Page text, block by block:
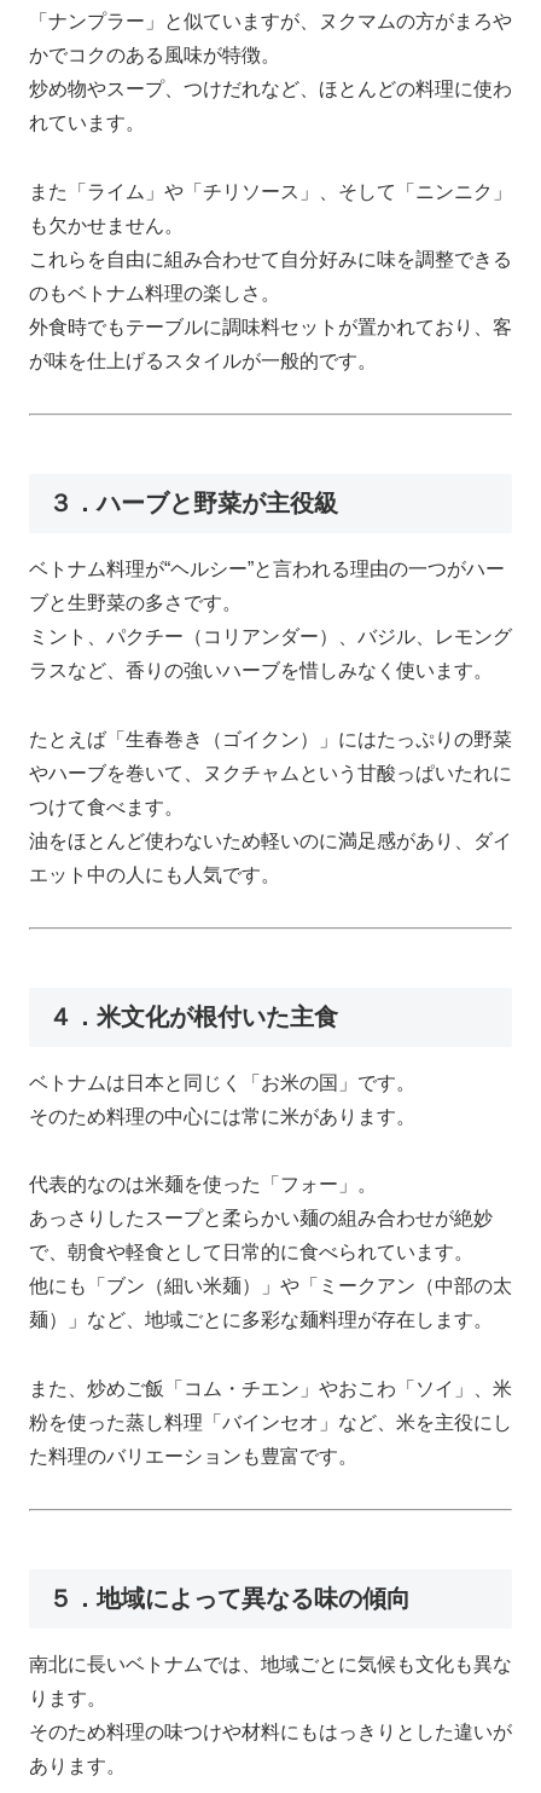
「ナンプラー」と似ていますが、ヌクマムの方がまろや
かでコクのある風味が特徴。
炒め物やスープ、つけだれなど、ほとんどの料理に使わ
れています。
また「ライム」や「チリソース」、そして「ニンニク」
も欠かせません。
これらを自由に組み合わせて自分好みに味を調整できる
のもベトナム料理の楽しさ。
外食時でもテーブルに調味料セットが置かれており、客
が味を仕上げるスタイルが一般的です。
３．ハーブと野菜が主役級
ベトナム料理が“ヘルシー”と言われる理由の一つがハー
ブと生野菜の多さです。
ミント、パクチー（コリアンダー）、バジル、レモング
ラスなど、香りの強いハーブを惜しみなく使います。
たとえば「生春巻き（ゴイクン）」にはたっぷりの野菜
やハーブを巻いて、ヌクチャムという甘酸っぱいたれに
つけて食べます。
油をほとんど使わないため軽いのに満足感があり、ダイ
エット中の人にも人気です。
４．米文化が根付いた主食
ベトナムは日本と同じく「お米の国」です。
そのため料理の中心には常に米があります。
代表的なのは米麺を使った「フォー」。
あっさりしたスープと柔らかい麺の組み合わせが絶妙
で、朝食や軽食として日常的に食べられています。
他にも「ブン（細い米麺）」や「ミークアン（中部の太
麺）」など、地域ごとに多彩な麺料理が存在します。
また、炒めご飯「コム・チエン」やおこわ「ソイ」、米
粉を使った蒸し料理「バインセオ」など、米を主役にし
た料理のバリエーションも豊富です。
５．地域によって異なる味の傾向
南北に長いベトナムでは、地域ごとに気候も文化も異な
ります。
そのため料理の味つけや材料にもはっきりとした違いが
あります。